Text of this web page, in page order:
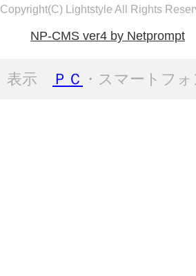
Copyright(C) Lightstyle All Rights
NP-CMS ver4 by Netprompt
表示 ＰＣ ・スマートフ